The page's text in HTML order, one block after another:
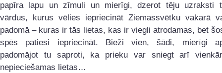
papīra lapu un zīmuli un mierīgi, dzerot tēju uzraksti
vārdus, kurus vēlies iepriecināt Ziemassvētku vakarā
padomā – kuras ir tās lietas, kas ir viegli atrodamas, bet
spēs patiesi iepriecināt. Bieži vien, šādi, mierīgi
padomājot tu saproti, ka prieku var sniegt arī
nepieciešamas lietas…